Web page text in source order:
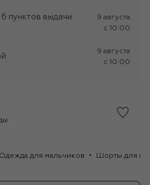
пунктов выдачи
9 августа
c 10:00
9 августа
c 10:00
Одежда для мальчиков Шорты для